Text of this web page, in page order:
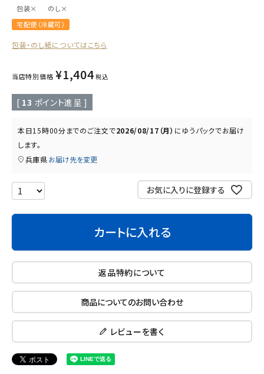
飲み比べ
セット
大容量
読み物
包装×
のし×
宅配便（冷蔵可）
包装・のし紙についてはこちら
当店特別価格 ¥1,404 税込
[ 13 ポイント進呈 ]
本日15時00分までのご注文で2026/08/17（月） に ゆうパックでお届け
します。
兵庫県お届け先を変更
お気に入りに登録する
カートに入れる
返品特約について
商品についてのお問い合わせ
レビューを書く